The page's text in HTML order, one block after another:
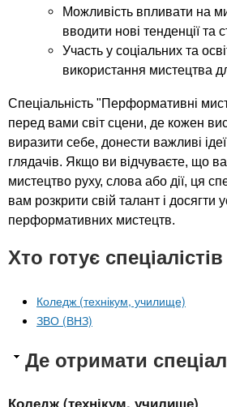
Можливість впливати на
вводити нові тенденції та
Участь у соціальних та
використання мистецтва
Спеціальність "Перформативні
перед вами світ сцени, де кожен
виразити себе, донести важливі
глядачів. Якщо ви відчуваєте, що
мистецтво руху, слова або дії, ця
вам розкрити свій талант і досягти
перформативних мистецтв.
Хто готує спеціалістів
Коледж (технікум, училище)
ЗВО (ВНЗ)
Де отримати
Коледж (технікум, училище)